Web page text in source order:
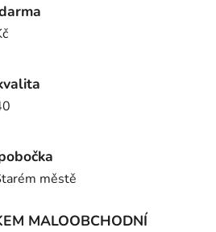
městě
MALOOBCHODNÍ